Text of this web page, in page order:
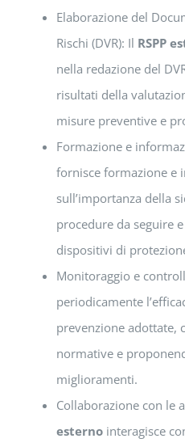
Elaborazione del
Rischi (DVR): Il RSPP
nella redazione del
risultati della
misure preventive e
Formazione e
fornisce formazione e
sull’importanza della
procedure da seguire
dispositivi di
Monitoraggio e
periodicamente
prevenzione adottate,
normative e
miglioramenti.
Collaborazione con le
esternointeragisce